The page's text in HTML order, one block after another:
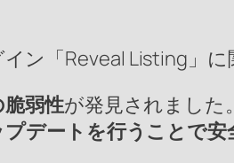
ン「Reveal Listing」に
弱性が発見されました
プデートを行うことで